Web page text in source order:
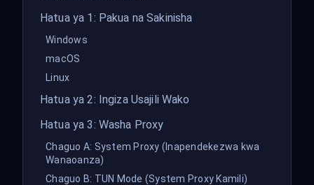
Hatua ya 1: Pakua na Sakinisha
Windows
macOS
Linux
Hatua ya 2: Ingiza Usajili Wako
Hatua ya 3: Washa Proxy
Chaguo A: System Proxy (Inapendekezwa kwa
Wanaoanza)
Chaguo B: TUN Mode (System Proxy Kamili)